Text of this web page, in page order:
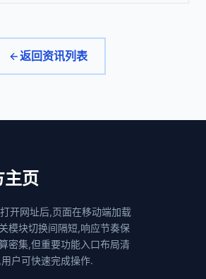
返回资讯列表
主页
开网址后,页面在移动端加载
模块切换间隔短,响应节奏保
密集,但重要功能入口布局清
户可快速完成操作.